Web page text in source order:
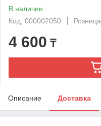
В наличии
Код: 000002050
Розница
4 600 ₸
Описание Доставка